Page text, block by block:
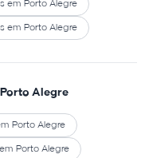
em Porto Alegre
em Porto Alegre
Alegre
Porto Alegre
Porto Alegre